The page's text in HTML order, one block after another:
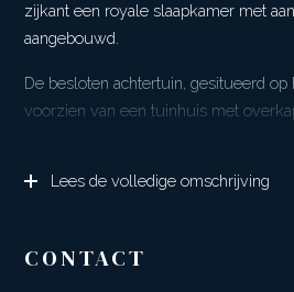
zijkant een royale slaapkamer met
aangebouwd.
De besloten achtertuin, gesitueerd op
voorzien van een tuinhuis met
zonnestralen te genieten tijdens een
vloerverwarming – uitkomst om
Lees de volledige omschrijving
CONTACT